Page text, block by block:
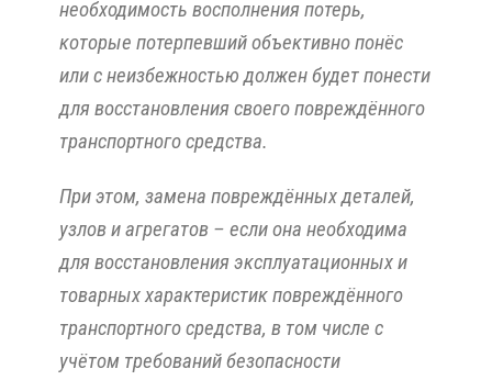
необходимость восполнения потерь,
которые потерпевший объективно понёс
или с неизбежностью должен будет понести
для восстановления своего повреждённого
транспортного средства.
При этом, замена повреждённых деталей,
узлов и агрегатов – если она необходима
для восстановления эксплуатационных и
товарных характеристик повреждённого
транспортного средства, в том числе с
учётом требований безопасности